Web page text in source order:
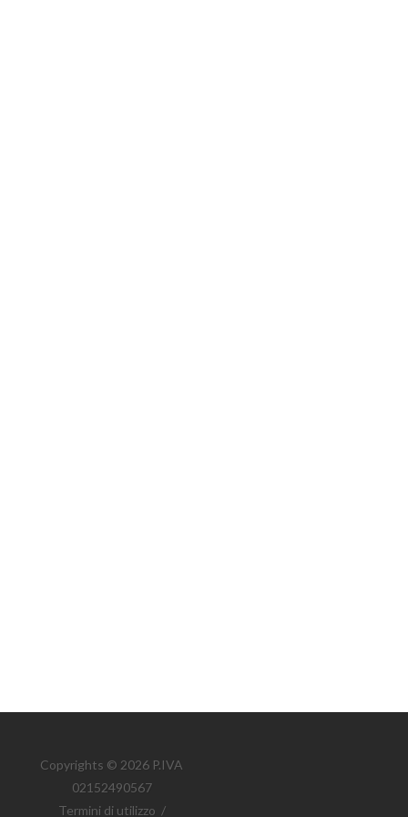
Copyrights © 2026 P.IVA
02152490567
Termini di utilizzo /